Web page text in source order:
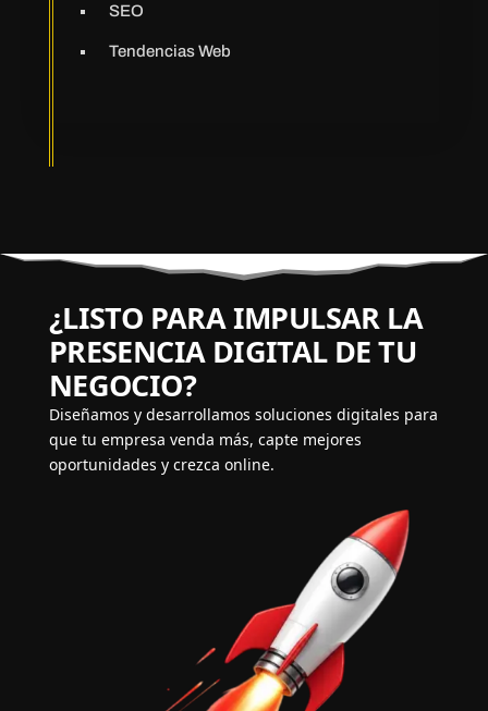
SEO
Tendencias Web
¿LISTO PARA IMPULSAR LA
PRESENCIA DIGITAL DE TU
NEGOCIO?
Diseñamos y desarrollamos soluciones digitales para
que tu empresa venda más, capte mejores
oportunidades y crezca online.